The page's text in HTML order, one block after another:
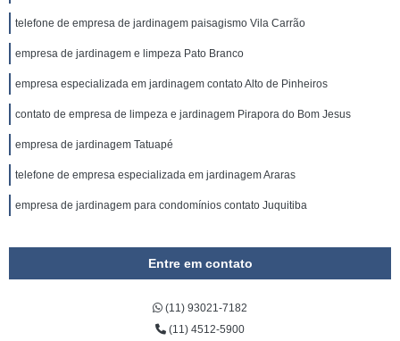
telefone de empresa de jardinagem paisagismo Vila Carrão
empresa de jardinagem e limpeza Pato Branco
empresa especializada em jardinagem contato Alto de Pinheiros
contato de empresa de limpeza e jardinagem Pirapora do Bom Jesus
empresa de jardinagem Tatuapé
telefone de empresa especializada em jardinagem Araras
empresa de jardinagem para condomínios contato Juquitiba
Entre em contato
(11) 93021-7182
(11) 4512-5900